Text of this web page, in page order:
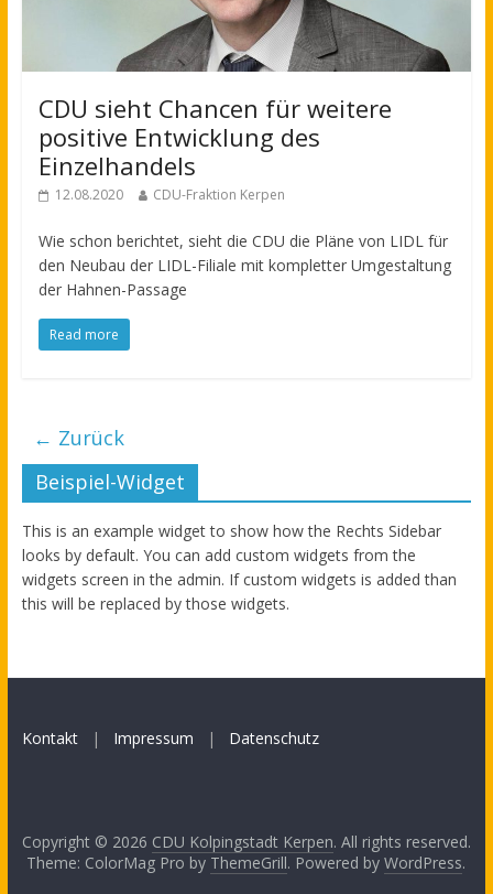
CDU sieht Chancen für weitere
positive Entwicklung des
Einzelhandels
12.08.2020 CDU-Fraktion Kerpen
Wie schon berichtet, sieht die CDU die Pläne von LIDL für
den Neubau der LIDL-Filiale mit kompletter Umgestaltung
der Hahnen-Passage
Read more
← Zurück
Beispiel-Widget
This is an example widget to show how the Rechts Sidebar
looks by default. You can add custom widgets from the
widgets screen in the admin. If custom widgets is added than
this will be replaced by those widgets.
Kontakt| Impressum | Datenschutz
Copyright © 2026 CDU Kolpingstadt Kerpen. All rights reserved.
Theme: ColorMag Pro by ThemeGrill. Powered byWordPress.